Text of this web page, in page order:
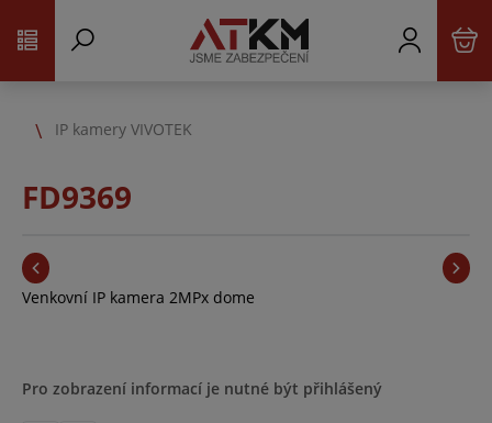
IP kamery VIVOTEK
FD9369
Venkovní IP kamera 2MPx dome
Pro zobrazení informací je nutné být přihlášený